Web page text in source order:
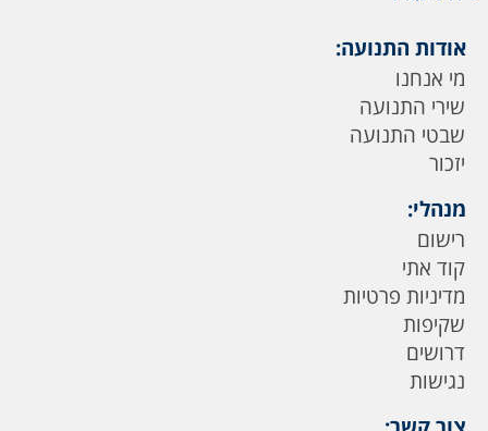
אודות התנועה:
מי אנחנו
שירי התנועה
שבטי התנועה
יזכור
מנהלי:
רישום
קוד אתי
מדיניות פרטיות
שקיפות
דרושים
נגישות